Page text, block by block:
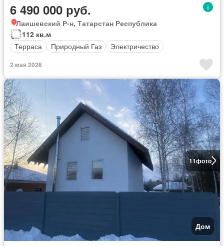
6 490 000 руб.
Лаишевский Р-н, Татарстан Республика
112 кв.м
Терраса
Природный Газ Электричество
2 мая 2026
11фото
Дом